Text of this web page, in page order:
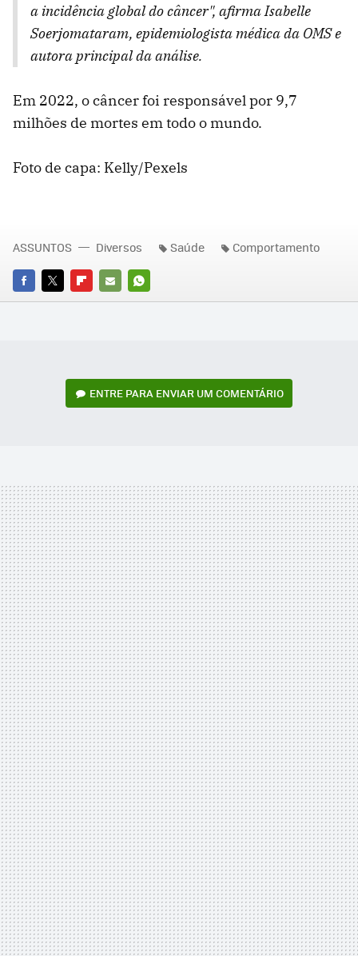
a incidência global do câncer", afirma Isabelle
Soerjomataram, epidemiologista médica da OMS e
autora principal da análise.
Em 2022, o câncer foi responsável por 9,7
milhões de mortes em todo o mundo.
Foto de capa: Kelly/Pexels
FACEBOOK
TWITTERFLIPBOARD
E-
WHATSAPP
ASSUNTOS Diversos Saúde Comportamento
ENTRE PARA ENVIAR UM COMENTÁRIO